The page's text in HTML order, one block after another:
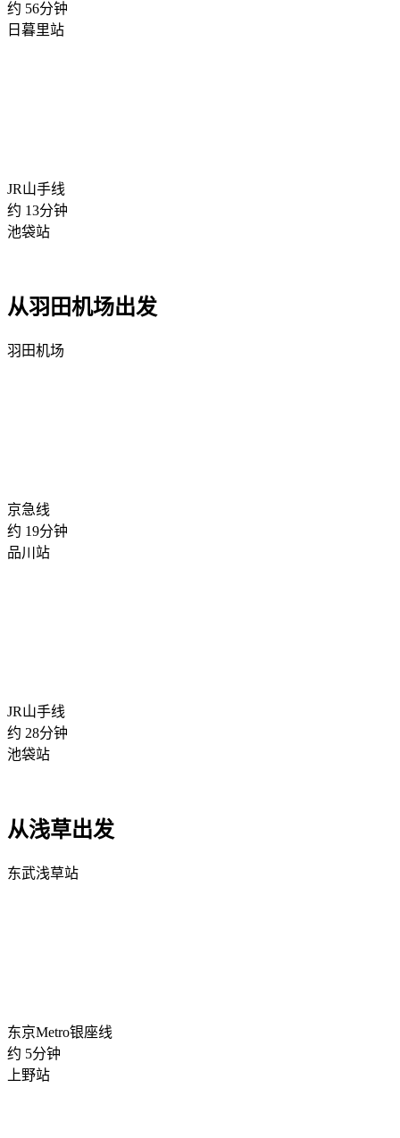
约 56分钟
日暮里站
JR山手线
约 13分钟
池袋站
从羽田机场出发
羽田机场
京急线
约 19分钟
品川站
JR山手线
约 28分钟
池袋站
从浅草出发
东武浅草站
东京Metro银座线
约 5分钟
上野站